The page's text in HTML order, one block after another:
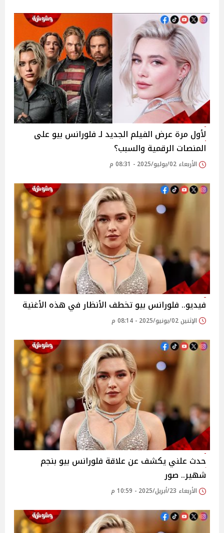
لأول مرة عرض الفيلم الجديد لـ فلورانس بيو على
المنصات الرقمية والسبب؟
الأربعاء 02/يوليو/2025 - 08:31 م
فيديو.. فلورانس بيو تخطف الأنظار في هذه الأغنية
الإثنين 02/يونيو/2025 - 08:14 م
حدث علني يكشف عن علاقة فلورانس بيو بنجم
شهير.. صور
الأربعاء 23/أبريل/2025 - 10:59 م